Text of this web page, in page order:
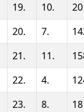
19. 10. 20
20. 7.
21. 11.
22. 4.
23. 8. 18